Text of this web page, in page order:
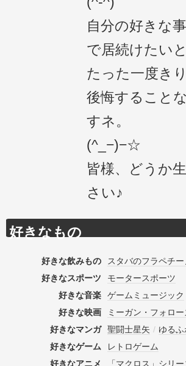
自分の好きな
で居続けたい
たった一度き
後悔すること
すネ。
(^_−)−☆
皆様、どうか
さい♪
好きなもの
好きな飲みもの
スタバのフラペチ
好きなスポーツ
モータースポーツ
好きな音楽
ゲームミュージック
好きな映画
ミーガン・フォロ
好きなマンガ
聖闘士星矢 / ゆる
好きなゲーム
レトロゲーム
好きなアニメ
「マクロス」シリ